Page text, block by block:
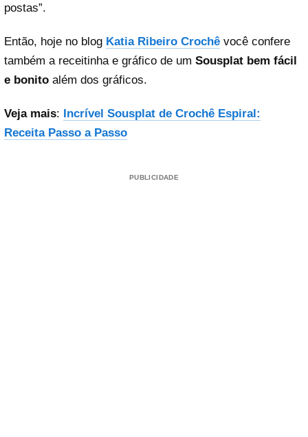
postas”.
Então, hoje no blog Katia Ribeiro Crochê você confere
também a receitinha e gráfico de um Sousplat bem fácil
e bonito além dos gráficos.
Veja mais:
Incrível Sousplat de Crochê Espiral:
Receita Passo a Passo
PUBLICIDADE